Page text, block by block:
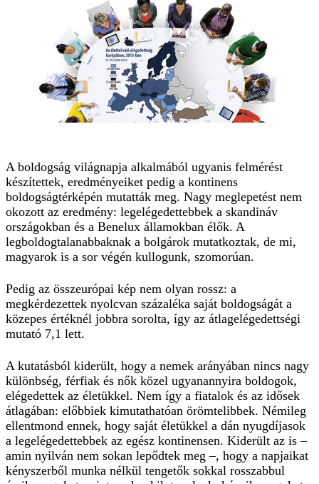
A boldogság világnapja alkalmából ugyanis felmérést
készítettek, eredményeiket pedig a kontinens
boldogságtérképén mutatták meg. Nagy meglepetést nem
okozott az eredmény: legelégedettebbek a skandináv
országokban és a Benelux államokban élők. A
legboldogtalanabbaknak a bolgárok mutatkoztak, de mi,
magyarok is a sor végén kullogunk, szomorúan.
Pedig az összeurópai kép nem olyan rossz: a
megkérdezettek nyolcvan százaléka saját boldogságát a
közepes értéknél jobbra sorolta, így az átlagelégedettségi
mutató 7,1 lett.
A kutatásból kiderült, hogy a nemek arányában nincs nagy
különbség, férfiak és nők közel ugyanannyira boldogok,
elégedettek az életükkel. Nem így a fiatalok és az idősek
átlagában: előbbiek kimutathatóan örömtelibbek. Némileg
ellentmond ennek, hogy saját életükkel a dán nyugdíjasok
a legelégedettebbek az egész kontinensen. Kiderült az is –
amin nyilván nem sokan lepődtek meg –, hogy a napjaikat
kényszerből munka nélkül tengetők sokkal rosszabbul